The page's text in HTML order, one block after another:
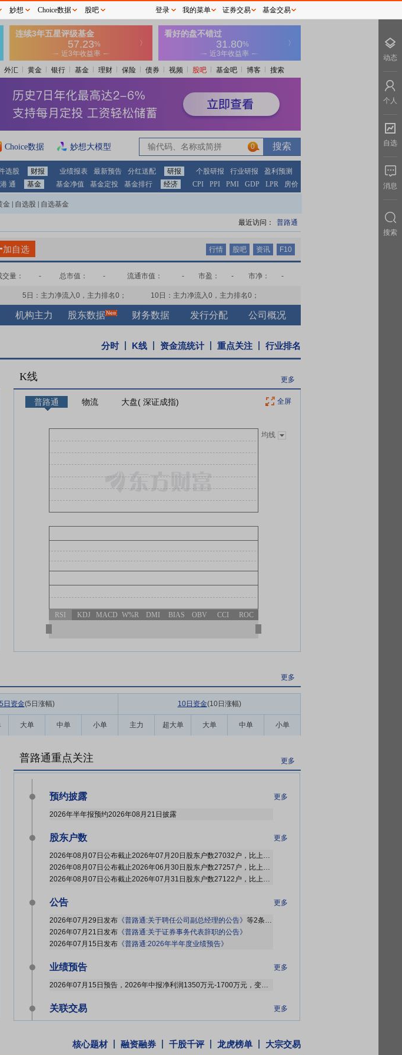
外汇 黄金 银行 基金 理财 保险 债券 视频 股吧 基金吧 博客 搜索
Choice数据 妙想大模型 0
0
选股 财报 业绩报表 最新预告 分红送配 研报 个股研报 行业研报
盈利预测
通 基金 基金净值 基金定投 基金排行 经济 CPI PPI PMI GDP LPR 房价
金 自选股 自选基金
最近访问： 普路通
加自选 行情 股吧 资讯 F10
交量： - 总市值： - 流通市值： - 市盈： - 市净： -
5日：主力净流入0 ，主力排名0 ； 10日：主力净流入0 ，主力排名0 ；
机构主力 股东数据 财务数据 发行分配 公司概况
分时 K线 资金流统计 重点关注 行业排名
K线 更多
普路通 物流 大盘( 深证成指) 全屏
均线
RSI KDJ MACD W%R DMI BIAS OBV CCI ROC
更多
5日资金(5日涨幅) 10日资金(10日涨幅)
大单 中单 小单 主力 超大单 大单 中单 小单
普路通重点关注 更多
预约披露 更多
2026年半年报预约2026年08月21日披露
股东户数 更多
2026年08月07日公布截止2026年07月20日股东户数27032户，比上期减少225户
2026年08月07日公布截止2026年06月30日股东户数27257户，比上期减少547户
2026年08月07日公布截止2026年07月31日股东户数27122户，比上期增加90户
公告 更多
2026年07月29日发布 《普路通:关于聘任公司副总经理的公告》 等2条公告
2026年07月21日发布 《普路通:关于证券事务代表辞职的公告》
2026年07月15日发布 《普路通:2026年半年度业绩预告》
业绩预告 更多
2026年07月15日预告，2026年中报净利润1350万元-1700万元，变动-59.49%～-48.99%
关联交易 更多
股东大会 更多
核心题材 融资融券 千股千评 龙虎榜单 大宗交易
妙想 Choice数据 股吧 登录 我的菜单 证券交易 基金交易
动态
个人
自选
消息
搜索